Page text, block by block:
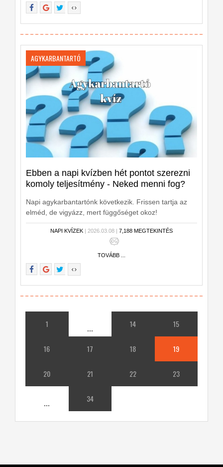
AGYKARBANTARTÓ
Ebben a napi kvízben hét pontot szerezni
komoly teljesítmény - Neked menni fog?
Napi agykarbantartónk következik. Frissen tartja az
elméd, de vigyázz, mert függőséget okoz!
NAPI KVÍZEK | 2026.03.08 | 7,188 MEGTEKINTÉS
TOVÁBB ...
1 ... 14 15
16 17 18 19
20 21 22 23
... 34